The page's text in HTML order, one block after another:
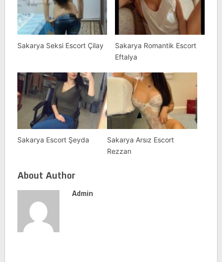
Sakarya Seksi Escort Çilay
Sakarya Romantik Escort
Eftalya
Sakarya Escort Şeyda
Sakarya Arsız Escort
Rezzan
About Author
Admin